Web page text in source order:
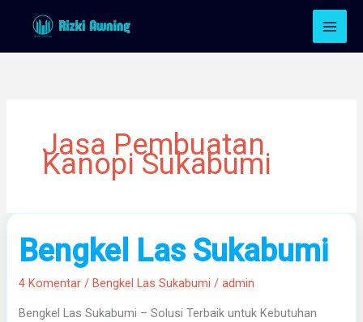
Jasa Pembuatan
Kanopi Sukabumi
Bengkel Las Sukabumi
4 Komentar /Bengkel Las Sukabumi /admin
Bengkel Las Sukabumi – Solusi Terbaik untuk Kebutuhan
Bengkel
Las
Sukabumi